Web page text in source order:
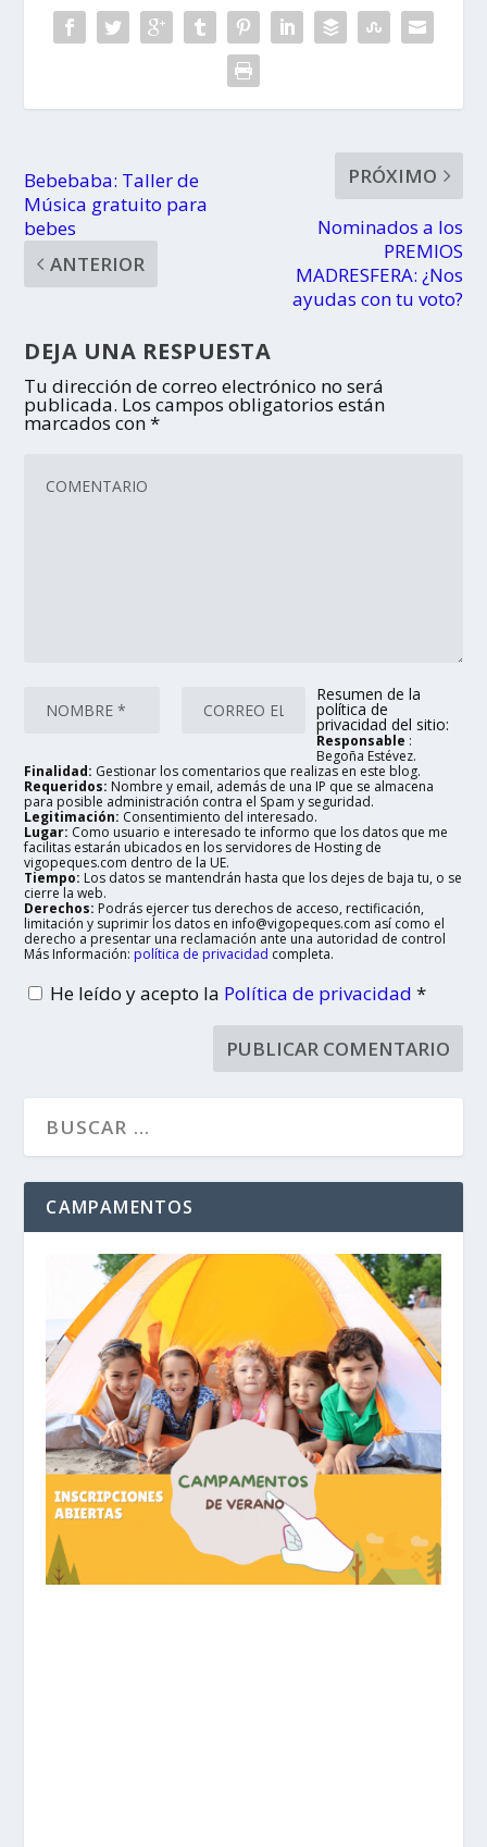
Bebebaba: Taller de
Música gratuito para
bebes
ANTERIOR
PRÓXIMO
Nominados a los
PREMIOS
MADRESFERA: ¿Nos
ayudas con tu voto?
DEJA UNA RESPUESTA
Tu dirección de correo electrónico no será
publicada. Los campos obligatorios están
marcados con*
Resumen de la
política de
privacidad del sitio:
Responsable :
Begoña Estévez.
Finalidad: Gestionar los comentarios que realizas en este blog.
Requeridos: Nombre y email, además de una IP que se almacena
para posible administración contra el Spam y seguridad.
Legitimación: Consentimiento del interesado.
Lugar: Como usuario e interesado te informo que los datos que me
facilitas estarán ubicados en los servidores de Hosting de
vigopeques.com dentro de la UE.
Tiempo: Los datos se mantendrán hasta que los dejes de baja tu, o se
cierre la web.
Derechos: Podrás ejercer tus derechos de acceso, rectificación,
limitación y suprimir los datos en info@vigopeques.com así como el
derecho a presentar una reclamación ante una autoridad de control
Más Información: política de privacidad completa.
He leído y acepto la Política de privacidad*
CAMPAMENTOS